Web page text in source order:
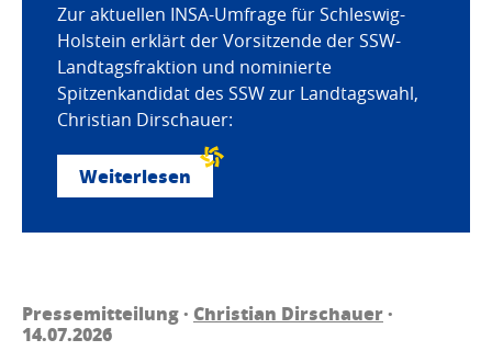
Zur aktuellen INSA-Umfrage für Schleswig-
Holstein erklärt der Vorsitzende der SSW-
Landtagsfraktion und nominierte
Spitzenkandidat des SSW zur Landtagswahl,
Christian Dirschauer:
Weiterlesen
Pressemitteilung · Christian Dirschauer·
14.07.2026